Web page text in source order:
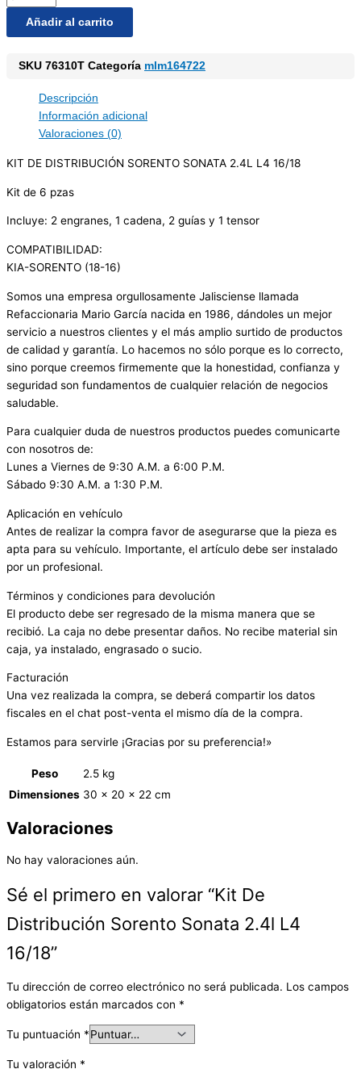
Añadir al carrito
SKU 76310T Categoría mlm164722
Descripción
Información adicional
Valoraciones (0)
KIT DE DISTRIBUCIÓN SORENTO SONATA 2.4L L4 16/18
Kit de 6 pzas
Incluye: 2 engranes, 1 cadena, 2 guías y 1 tensor
COMPATIBILIDAD:
KIA-SORENTO (18-16)
Somos una empresa orgullosamente Jalisciense llamada
Refaccionaria Mario García nacida en 1986, dándoles un mejor
servicio a nuestros clientes y el más amplio surtido de productos
de calidad y garantía. Lo hacemos no sólo porque es lo correcto,
sino porque creemos firmemente que la honestidad, confianza y
seguridad son fundamentos de cualquier relación de negocios
saludable.
Para cualquier duda de nuestros productos puedes comunicarte
con nosotros de:
Lunes a Viernes de 9:30 A.M. a 6:00 P.M.
Sábado 9:30 A.M. a 1:30 P.M.
Aplicación en vehículo
Antes de realizar la compra favor de asegurarse que la pieza es
apta para su vehículo. Importante, el artículo debe ser instalado
por un profesional.
Términos y condiciones para devolución
El producto debe ser regresado de la misma manera que se
recibió. La caja no debe presentar daños. No recibe material sin
caja, ya instalado, engrasado o sucio.
Facturación
Una vez realizada la compra, se deberá compartir los datos
fiscales en el chat post-venta el mismo día de la compra.
Estamos para servirle ¡Gracias por su preferencia!»
Peso
2.5 kg
Dimensiones 30 × 20 × 22 cm
Valoraciones
No hay valoraciones aún.
Sé el primero en valorar “Kit De
Distribución Sorento Sonata 2.4l L4
16/18”
Tu dirección de correo electrónico no será publicada. Los campos
obligatorios están marcados con *
Tu puntuación *
Tu valoración *